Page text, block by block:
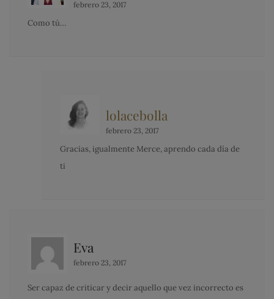
febrero 23, 2017
Como tú…
lolacebolla
febrero 23, 2017
Gracias, igualmente Merce, aprendo cada día de
ti
Eva
febrero 23, 2017
Ser capaz de criticar y decir aquello que vez incorrecto es